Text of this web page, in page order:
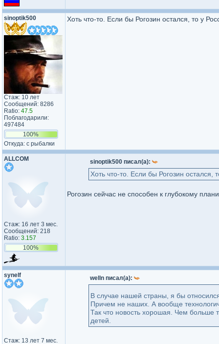
sinoptik500
Стаж: 10 лет
Сообщений: 8286
Ratio: 47.5
Поблагодарили:
497484
100%
Откуда: с рыбалки
Хоть что-то. Если бы Рогозин остался, то у
ALLCOM
Стаж: 16 лет 3 мес.
Сообщений: 218
Ratio: 3.157
100%
sinoptik500 писал(а):
Хоть что-то. Если бы Рогозин остался,
Рогозин сейчас не способен к глубокому
synelf
Стаж: 13 лет 7 мес.
welln писал(а):
В случае нашей страны, я бы
Причем не наших. А вообще
Так что новость хорошая. Чем больше
детей.